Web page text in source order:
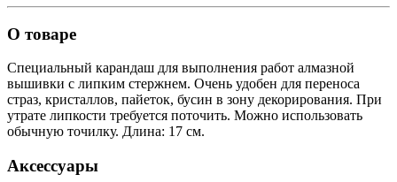
О товаре
Специальный карандаш для выполнения работ алмазной
вышивки с липким стержнем. Очень удобен для переноса
страз, кристаллов, пайеток, бусин в зону декорирования. При
утрате липкости требуется поточить. Можно использовать
обычную точилку. Длина: 17 см.
Аксессуары